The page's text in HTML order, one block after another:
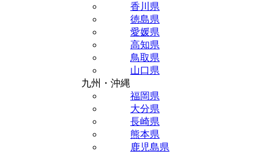
香川県
徳島県
愛媛県
高知県
鳥取県
山口県
九州・沖縄
福岡県
大分県
長崎県
熊本県
鹿児島県